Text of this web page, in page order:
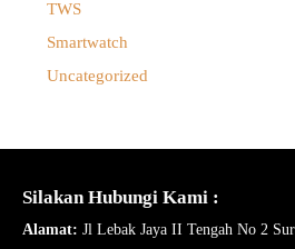
TWS
Smartwatch
Uncategorized
Silakan Hubungi Kami :
Alamat: Jl Lebak Jaya II Tengah No 2